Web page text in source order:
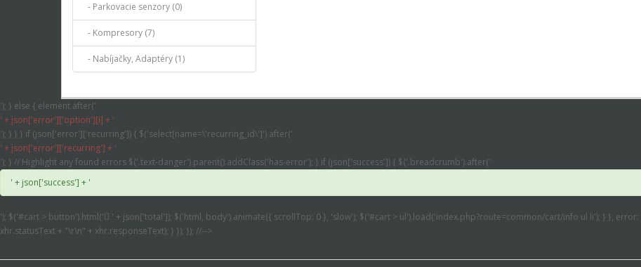
- Parkovacie senzory (0)
- Kompresory (7)
- Nabíjačky, Adaptéry (1)
'); } else { element.after('
' + json['error']['option'][i] + '
'); } } } if (json['error']['recurring']) { $('select[name=\'recurring_id\']').after('
' + json['error']['recurring'] + '
'); } // Highlight any found errors $('.text-danger').parent().addClass('has-error'); } if (json['success']) { $('.breadcrumb').after('
' + json['success'] + '
'); $('#cart > button').html('
' + json['total']); $('html, body').animate({ scrollTop: 0 }, 'slow'); $('#cart > ul').load('index.php?route=common/cart/info ul li'); } },
xhr.statusText + "\r\n" + xhr.responseText); } }); }); //-->